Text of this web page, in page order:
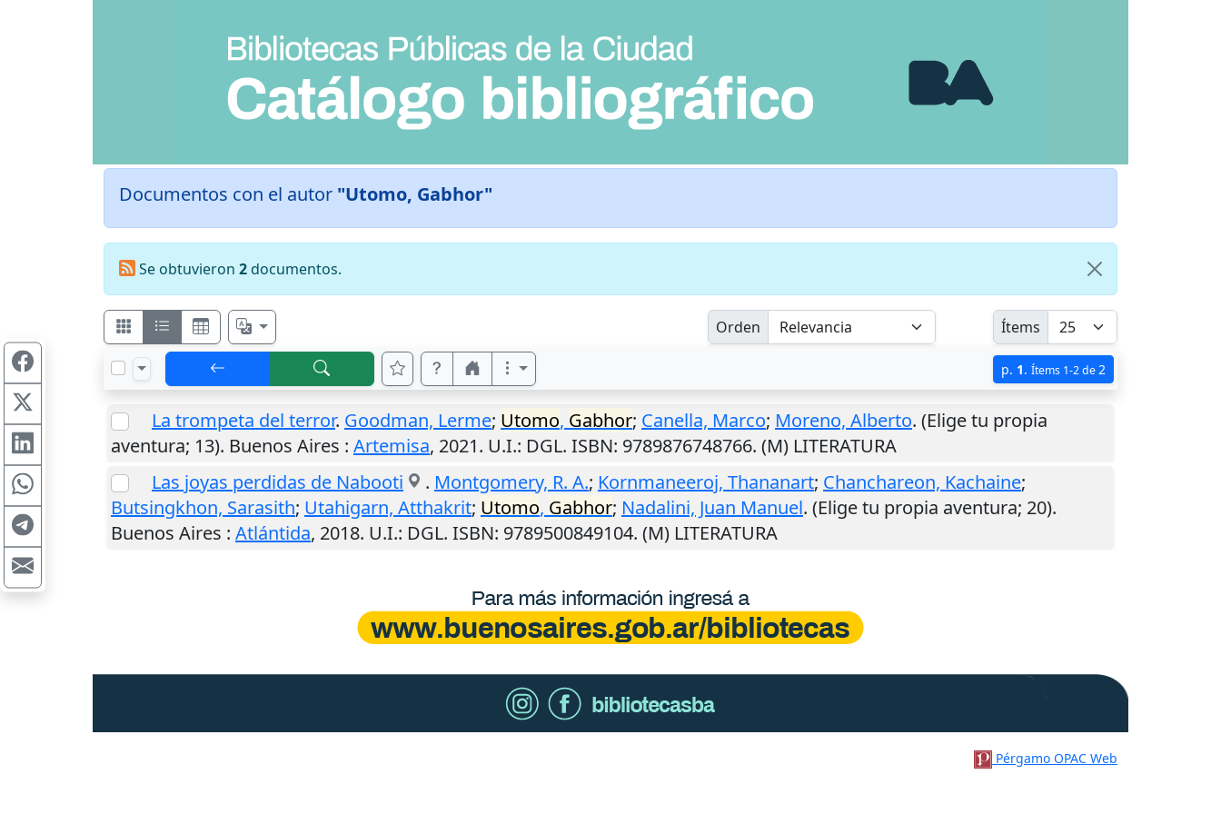
Documentos con el autor "Utomo, Gabhor"
Se obtuvieron 2documentos.
Orden Ítems
p. 1. Ítems 1-2 de 2
La trompeta del terror. Goodman, Lerme; Utomo, Gabhor; Canella, Marco; Moreno, Alberto. (Elige tu propia
aventura; 13). Buenos Aires : Artemisa, 2021. U.I.: DGL. ISBN: 9789876748766. (M) LITERATURA
Las joyas perdidas de Nabooti
. Montgomery, R. A.; Kornmaneeroj, Thananart; Chanchareon, Kachaine;
Butsingkhon, Sarasith; Utahigarn, Atthakrit; Utomo, Gabhor; Nadalini, Juan Manuel. (Elige tu propia aventura; 20).
Buenos Aires : Atlántida, 2018. U.I.: DGL. ISBN: 9789500849104. (M) LITERATURA
Pérgamo OPAC Web